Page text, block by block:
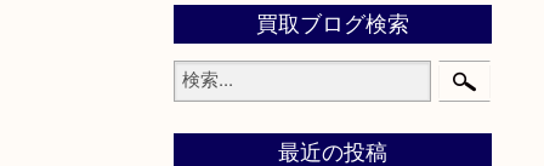
買取ブログ検索
最近の投稿